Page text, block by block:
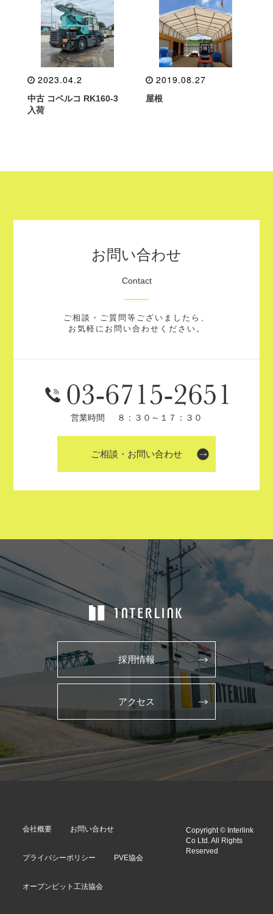
2023.04.2
中古 コベルコ RK160-3
入荷
2019.08.27
屋根
お問い合わせ
Contact
ご相談・ご質問等ございましたら、
お気軽にお問い合わせください。
営業時間 ８：３０～１７：３０
ご相談・お問い合わせ
採用情報
アクセス
会社概要 お問い合わせ
プライバシーポリシー PVE協会
オープンピット工法協会
Copyright © Interlink
Co Ltd. All Rights
Reserved